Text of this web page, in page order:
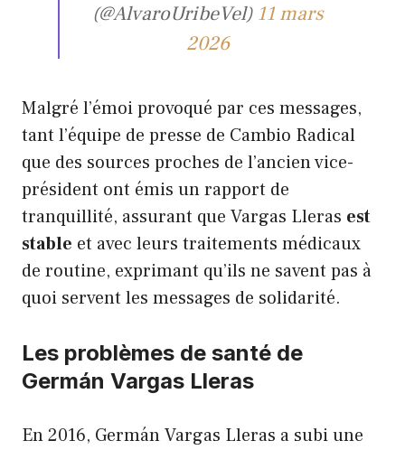
(@AlvaroUribeVel) 11 mars
2026
Malgré l’émoi provoqué par ces messages,
tant l’équipe de presse de Cambio Radical
que des sources proches de l’ancien vice-
président ont émis un rapport de
tranquillité, assurant que Vargas Lleras est
stable et avec leurs traitements médicaux
de routine, exprimant qu’ils ne savent pas à
quoi servent les messages de solidarité.
Les problèmes de santé de
Germán Vargas Lleras
En 2016, Germán Vargas Lleras a subi une